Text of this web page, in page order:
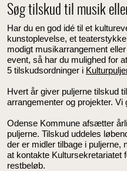
Søg tilskud til musik
Har du en god idé til et
kunstoplevelse, et
modigt musikarrangement
event, så har du mulighed for
5 tilskudsordninger i
Hvert år giver puljerne tilskud
arrangementer og projekter.
Odense Kommune afsætter
puljerne. Tilskud uddeles
der er midler tilbage i puljerne,
at kontakte Kultursekretariatet
restbeløb.